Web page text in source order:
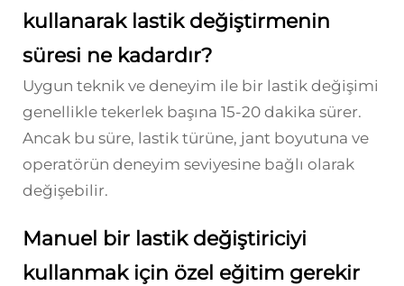
kullanarak lastik değiştirmenin
süresi ne kadardır?
Uygun teknik ve deneyim ile bir lastik değişimi
genellikle tekerlek başına 15-20 dakika sürer.
Ancak bu süre, lastik türüne, jant boyutuna ve
operatörün deneyim seviyesine bağlı olarak
değişebilir.
Manuel bir lastik değiştiriciyi
kullanmak için özel eğitim gerekir